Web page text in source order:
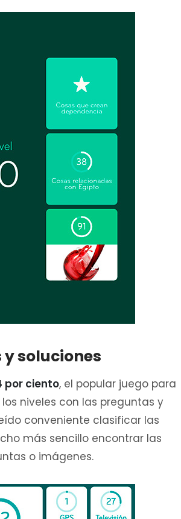
y soluciones
por ciento, el popular juego para
niveles con las preguntas y
conveniente clasificar las
más sencillo encontrar las
o imágenes.